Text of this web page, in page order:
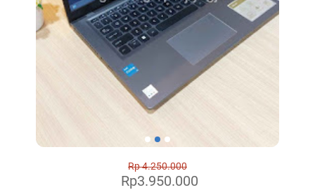
Rp 4.250.000
Rp3.950.000